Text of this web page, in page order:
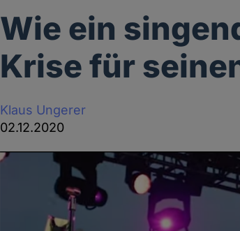
Wie ein
Krise für
Klaus Ungerer
02.12.2020